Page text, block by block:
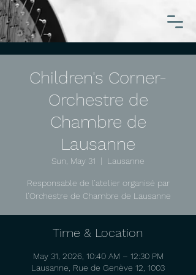
Children's Corner-
Orchestre de
Chambre de
Lausanne
Sun, May 31 Lausanne
Responsable de l’atelier organisé par
l’Orchestre de Chambre de Lausanne
Time & Location
May 31, 2026, 10:40 AM – 12:30 PM
Lausanne, Rue de Genève 12, 1003